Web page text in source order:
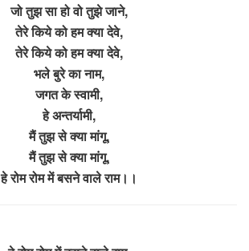
जो तुझ सा हो वो तुझे जाने,
तेरे किये को हम क्या देवे,
तेरे किये को हम क्या देवे,
भले बुरे का नाम,
जगत के स्वामी,
हे अन्तर्यामी,
मैं तुझ से क्या मांगू,
मैं तुझ से क्या मांगू,
हे रोम रोम में बसने वाले राम।।